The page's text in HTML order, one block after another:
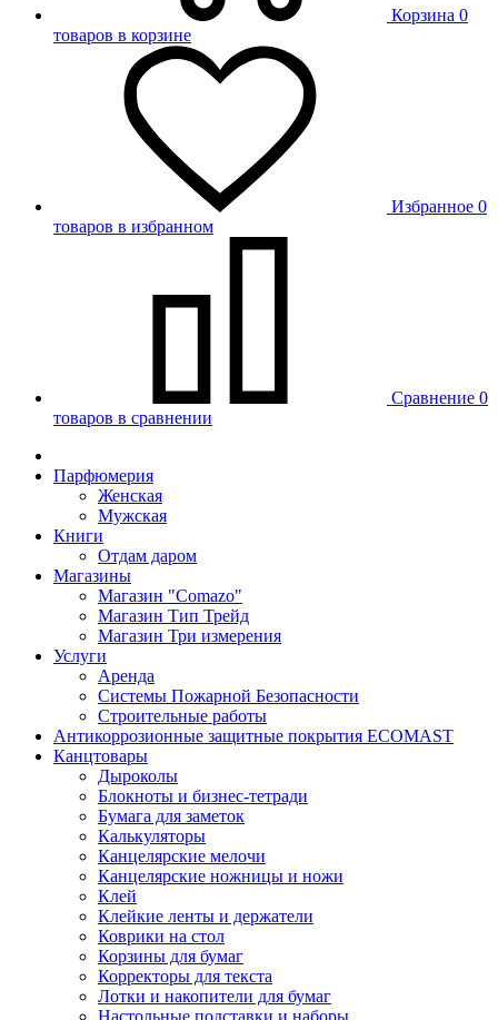
Корзина 0
товаров в корзине
Избранное 0
товаров в избранном
Сравнение 0
товаров в сравнении
Парфюмерия
Женская
Мужская
Книги
Отдам даром
Магазины
Магазин "Comazo"
Магазин Тип Трейд
Магазин Три измерения
Услуги
Аренда
Системы Пожарной Безопасности
Строительные работы
Антикоррозионные защитные покрытия ECOMAST
Канцтовары
Дыроколы
Блокноты и бизнес-тетради
Бумага для заметок
Калькуляторы
Канцелярские мелочи
Канцелярские ножницы и ножи
Клей
Клейкие ленты и держатели
Коврики на стол
Корзины для бумаг
Корректоры для текста
Лотки и накопители для бумаг
Настольные подставки и наборы